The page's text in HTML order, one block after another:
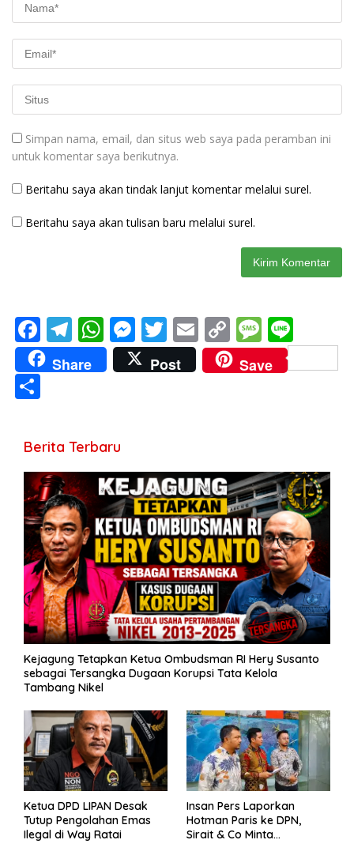
Simpan nama, email, dan situs web saya pada peramban ini
untuk komentar saya berikutnya.
Beritahu saya akan tindak lanjut komentar melalui surel.
Beritahu saya akan tulisan baru melalui surel.
F
ac
e
o
k
T
el
e
m
W
h
at
p
p
M
e
ss
er
T
w
itt
E
m
ai
C
o
p
k
M
e
ss
n
e
Share Post Save
ar
e
Berita Terbaru
Kejagung Tetapkan Ketua Ombudsman RI Hery Susanto
sebagai Tersangka Dugaan Korupsi Tata Kelola
Tambang Nikel
Ketua DPD LIPAN Desak
Tutup Pengolahan Emas
Ilegal di Way Ratai
Insan Pers Laporkan
Hotman Paris ke DPN,
Sirait & Co Minta